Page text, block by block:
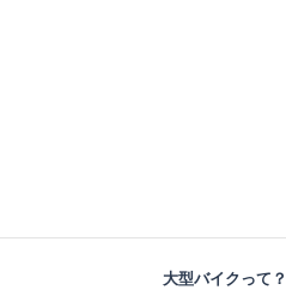
大型バイクって？